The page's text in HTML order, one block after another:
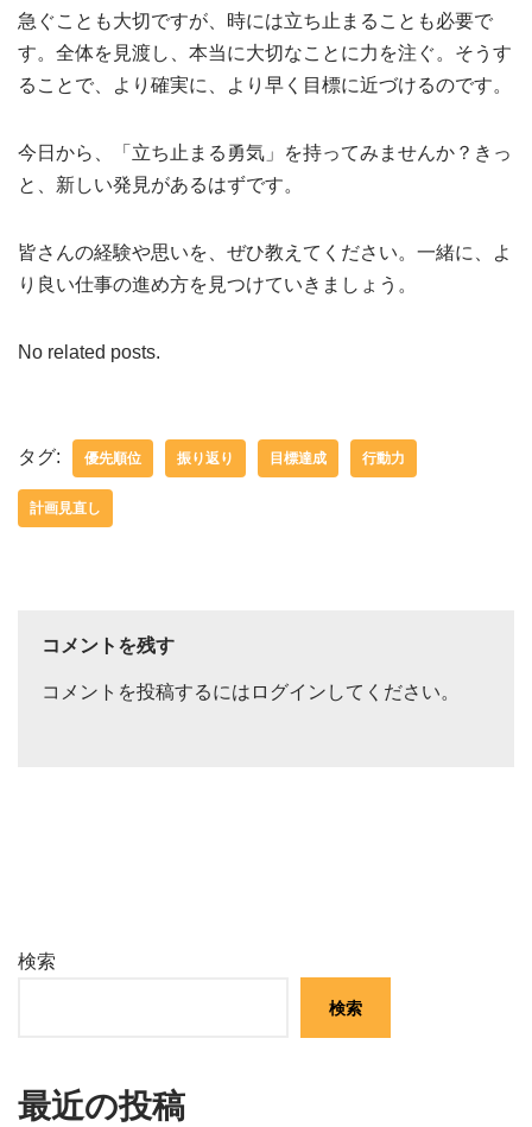
急ぐことも大切ですが、時には立ち止まることも必要で
す。全体を見渡し、本当に大切なことに力を注ぐ。そうす
ることで、より確実に、より早く目標に近づけるのです。
今日から、「立ち止まる勇気」を持ってみませんか？きっ
と、新しい発見があるはずです。
皆さんの経験や思いを、ぜひ教えてください。一緒に、よ
り良い仕事の進め方を見つけていきましょう。
No related posts.
タグ: 優先順位 振り返り 目標達成 行動力
計画見直し
コメントを残す
コメントを投稿するには ログイン してください。
検索
検索
最近の投稿